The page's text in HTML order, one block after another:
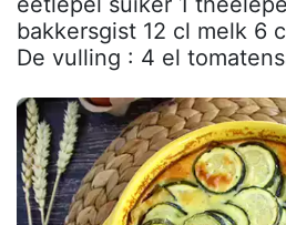
bakkersgist 12 cl melk 6
De vulling : 4 el